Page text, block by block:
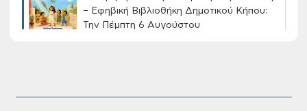
– Εφηβική Βιβλιοθήκη Δημοτικού Κήπου:
Την Πέμπτη 6 Αυγούστου
Πλαστήρα της Δ.Κ. Τσικαλαριών